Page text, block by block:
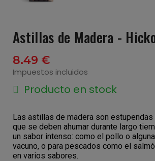
Astillas de Madera -
8,49 €
Impuestos incluidos
Producto en stock
Las astillas de madera son estupendas
que se deben ahumar durante largo
un sabor intenso: como el pollo o
vacuno, o para pescados como el
en varios sabores.